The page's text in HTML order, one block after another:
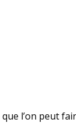
l’on peut